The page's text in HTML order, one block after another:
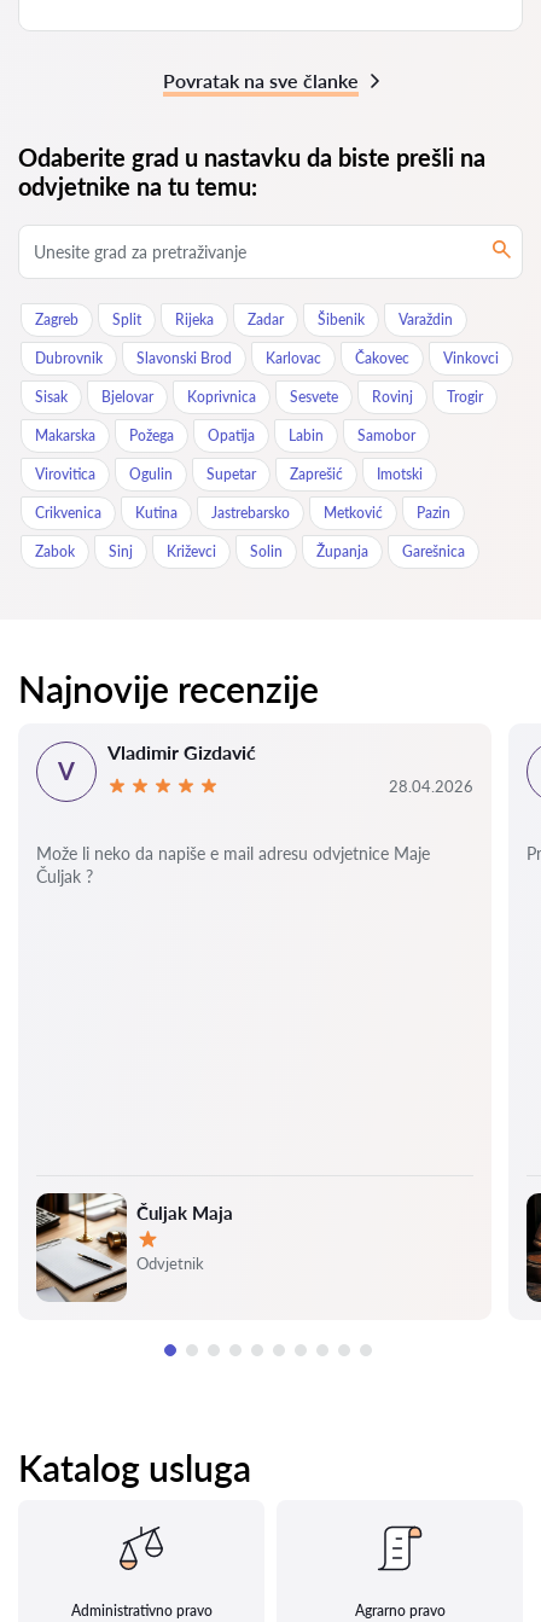
Povratak na sve članke
Odaberite grad u nastavku da biste prešli na
odvjetnike na tu temu:
Zagreb Split Rijeka Zadar Šibenik Varaždin
Dubrovnik Slavonski Brod Karlovac Čakovec Vinkovci
Sisak Bjelovar Koprivnica Sesvete Rovinj Trogir
Makarska Požega Opatija Labin Samobor
Virovitica Ogulin Supetar Zaprešić Imotski
Crikvenica Kutina Jastrebarsko Metković Pazin
Zabok Sinj Križevci Solin Županja Garešnica
Najnovije recenzije
Čuljak Maja
Ocjena:
Odvjetnik
V
Vladimir Gizdavić
28.04.2026
Može li neko da napiše e mail adresu odvjetnice Maje
Čuljak ?
Katalog usluga
Administrativno pravo Agrarno pravo